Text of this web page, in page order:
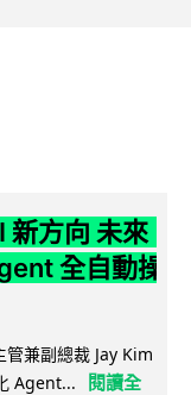
方向 未來
全自動操
兼副總裁 Jay Kim
Agent...
閱讀全